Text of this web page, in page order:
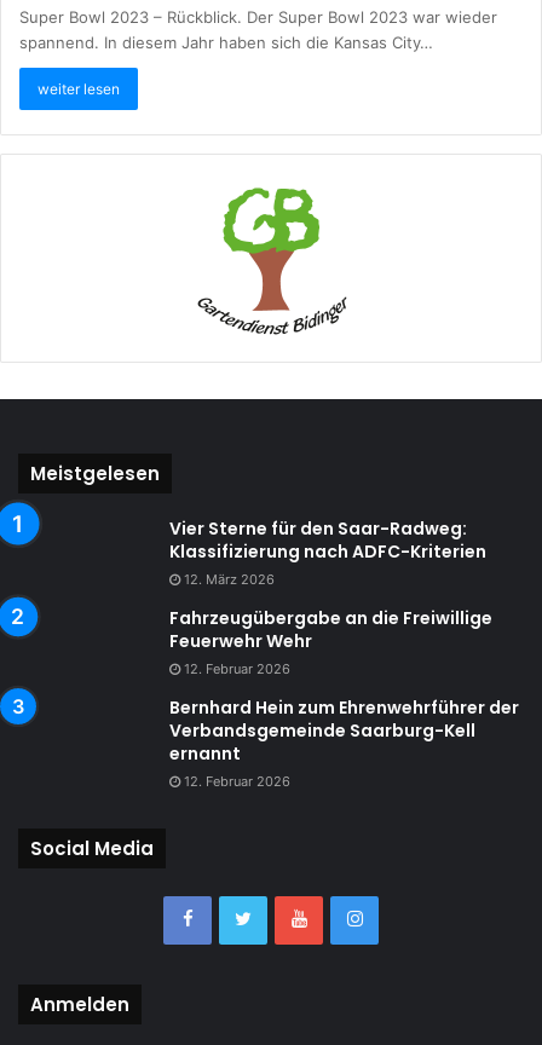
Super Bowl 2023 – Rückblick. Der Super Bowl 2023 war wieder
spannend. In diesem Jahr haben sich die Kansas City…
weiter lesen
Meistgelesen
Vier Sterne für den Saar-Radweg:
Klassifizierung nach ADFC-Kriterien
12. März 2026
Fahrzeugübergabe an die Freiwillige
Feuerwehr Wehr
12. Februar 2026
Bernhard Hein zum Ehrenwehrführer der
Verbandsgemeinde Saarburg-Kell
ernannt
12. Februar 2026
Social Media
Anmelden